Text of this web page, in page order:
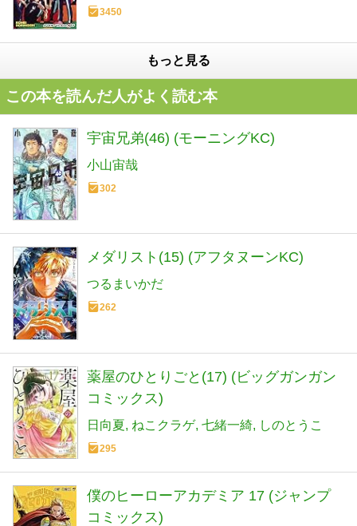
3450
もっと見る
この本を読んだ人がよく読む本
宇宙兄弟(46) (モーニングKC)
小山宙哉
302
メダリスト(15) (アフタヌーンKC)
つるまいかだ
262
薬屋のひとりごと(17) (ビッグガンガン
コミックス)
日向夏 ねこクラゲ 七緒一綺 しのとうこ
295
僕のヒーローアカデミア 17 (ジャンプ
コミックス)